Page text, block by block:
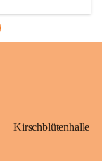
Kirschblütenhalle